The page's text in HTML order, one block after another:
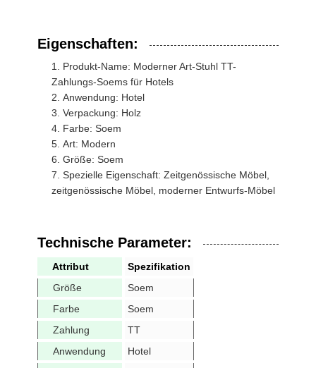
Eigenschaften:
Produkt-Name: Moderner Art-Stuhl TT-
Zahlungs-Soems für Hotels
Anwendung: Hotel
Verpackung: Holz
Farbe: Soem
Art: Modern
Größe: Soem
Spezielle Eigenschaft: Zeitgenössische Möbel,
zeitgenössische Möbel, moderner Entwurfs-Möbel
Technische Parameter:
Attribut
Spezifikation
Größe
Soem
Farbe
Soem
Zahlung
TT
Anwendung
Hotel